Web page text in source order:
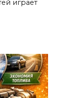
играет